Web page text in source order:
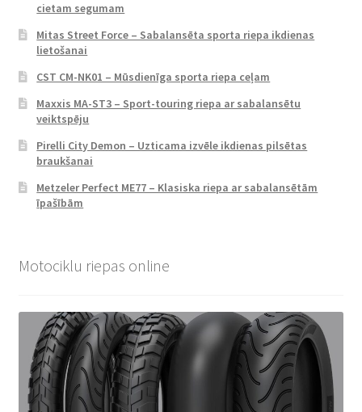
cietam segumam
Mitas Street Force – Sabalansēta sporta riepa ikdienas
lietošanai
CST CM-NK01 – Mūsdienīga sporta riepa ceļam
Maxxis MA-ST3 – Sport-touring riepa ar sabalansētu
veiktspēju
Pirelli City Demon – Uzticama izvēle ikdienas pilsētas
braukšanai
Metzeler Perfect ME77 – Klasiska riepa ar sabalansētām
īpašībām
Motociklu riepas online